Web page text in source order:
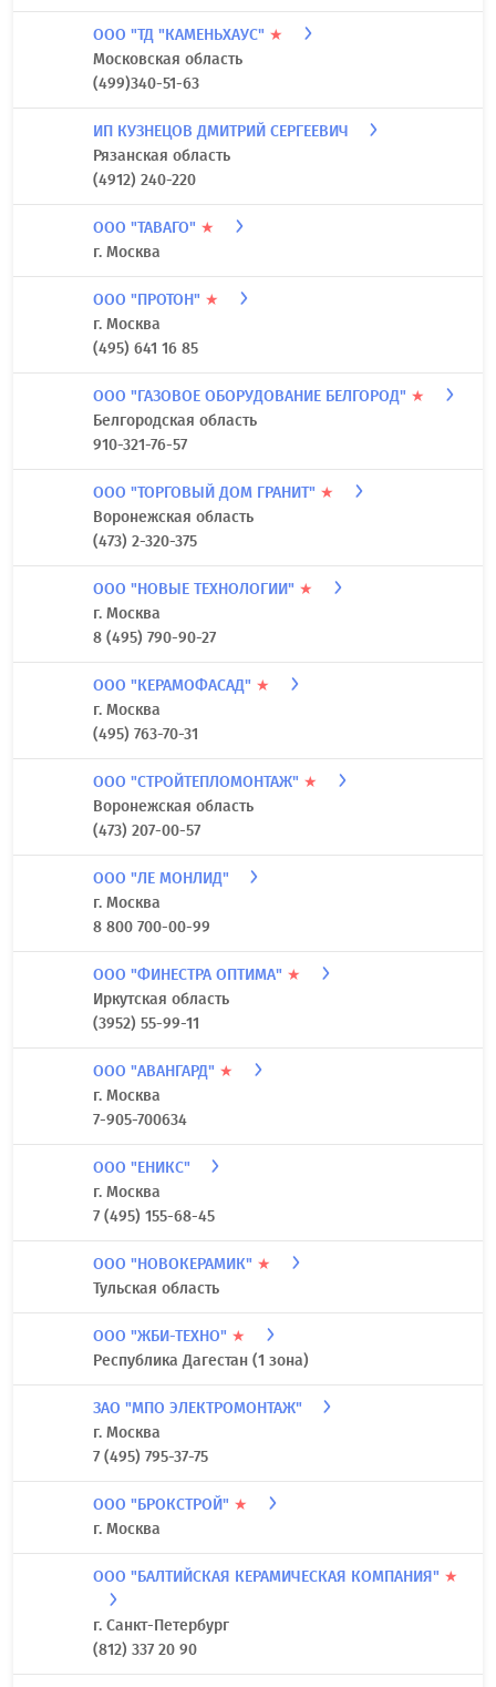
ООО "ТД "КАМЕНЬХАУС" ★
Московская область
(499)340-51-63
ИП КУЗНЕЦОВ ДМИТРИЙ СЕРГЕЕВИЧ
Рязанская область
(4912) 240-220
ООО "ТАВАГО" ★
г. Москва
ООО "ПРОТОН" ★
г. Москва
(495) 641 16 85
ООО "ГАЗОВОЕ ОБОРУДОВАНИЕ БЕЛГОРОД" ★
Белгородская область
910-321-76-57
ООО "ТОРГОВЫЙ ДОМ ГРАНИТ" ★
Воронежская область
(473) 2-320-375
ООО "НОВЫЕ ТЕХНОЛОГИИ" ★
г. Москва
8 (495) 790-90-27
ООО "КЕРАМОФАСАД" ★
г. Москва
(495) 763-70-31
ООО "СТРОЙТЕПЛОМОНТАЖ" ★
Воронежская область
(473) 207-00-57
ООО "ЛЕ МОНЛИД"
г. Москва
8 800 700-00-99
ООО "ФИНЕСТРА ОПТИМА" ★
Иркутская область
(3952) 55-99-11
ООО "АВАНГАРД" ★
г. Москва
7-905-700634
ООО "ЕНИКС"
г. Москва
7 (495) 155-68-45
ООО "НОВОКЕРАМИК" ★
Тульская область
ООО "ЖБИ-ТЕХНО" ★
Республика Дагестан (1 зона)
ЗАО "МПО ЭЛЕКТРОМОНТАЖ"
г. Москва
7 (495) 795-37-75
ООО "БРОКСТРОЙ" ★
г. Москва
ООО "БАЛТИЙСКАЯ КЕРАМИЧЕСКАЯ КОМПАНИЯ" ★
г. Санкт-Петербург
(812) 337 20 90